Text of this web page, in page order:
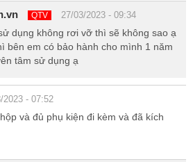
120Hz
Ultra 5G xách tay Hàn Quốc thì màn
Hàn Quốc bé hơn với kích thước 6.7
khả năng hiển thị màu sắc sắc nét, độ chi
S20 Ultra xách tay Hàn Quốc giá
QTV 27/03/2023 - 09:34
dụng không rơi vỡ thì sẽ không sao ạ
bên em có bảo hành cho mình 1 năm
tâm sử dụng ạ
2023 - 07:52
và đủ phụ kiện đi kèm và đã kích